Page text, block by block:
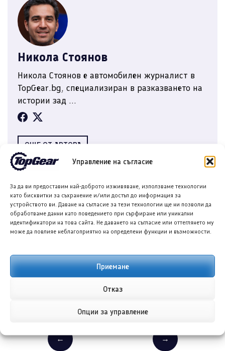
Управление на съгласие
За да ви предоставим най-доброто изживяване, използваме технологии
като бисквитки за съхранение и/или достъп до информация за
устройството ви. Даване на съгласие за тези технологии ще ни позволи да
обработваме данни като поведението при сърфиране или уникални
идентификатори на това сайта. Не даването на съгласие или оттеглянето му
може да повлияе неблагоприятно на определени функции и възможности.
Приемане
Отказ
Опции за управление
Никола Стоянов
Никола Стоянов е автомобилен журналист в
TopGear.bg, специализиран в разказването на
истории зад ...
ОЩЕ ОТ АВТОРА
ПРЕДИШНА/СЛЕДВАЩА
Hyundai N с двойна
←
Bentley Bentayga Atelier
Edition: Дискретното лице
автомобили
→